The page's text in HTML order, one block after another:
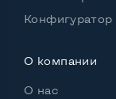
Выход Com
Конфигуратор
О компании
О нас